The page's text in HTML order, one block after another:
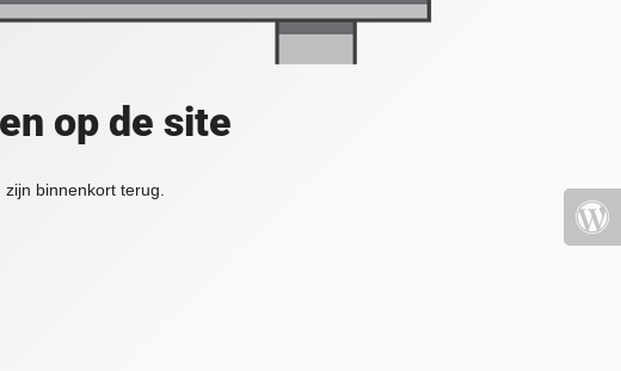
op de site
binnenkort terug.